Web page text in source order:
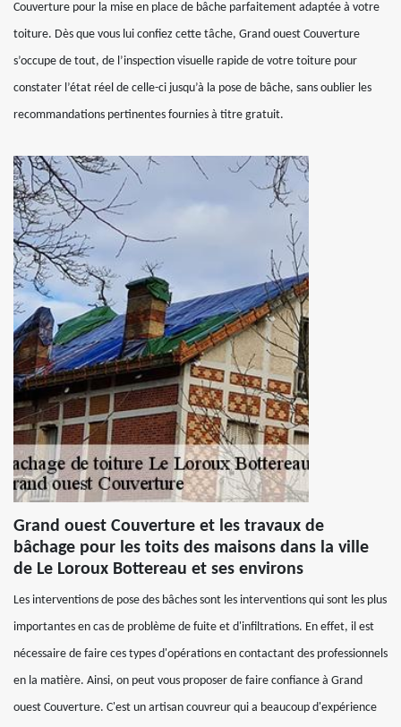
Couverture pour la mise en place de bâche parfaitement adaptée à votre
toiture. Dès que vous lui confiez cette tâche, Grand ouest Couverture
s’occupe de tout, de l’inspection visuelle rapide de votre toiture pour
constater l’état réel de celle-ci jusqu’à la pose de bâche, sans oublier les
recommandations pertinentes fournies à titre gratuit.
Grand ouest Couverture et les travaux de
bâchage pour les toits des maisons dans la ville
de Le Loroux Bottereau et ses environs
Les interventions de pose des bâches sont les interventions qui sont les plus
importantes en cas de problème de fuite et d'infiltrations. En effet, il est
nécessaire de faire ces types d'opérations en contactant des professionnels
en la matière. Ainsi, on peut vous proposer de faire confiance à Grand
ouest Couverture. C'est un artisan couvreur qui a beaucoup d'expérience